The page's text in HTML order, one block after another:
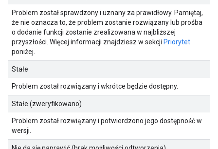
Problem został sprawdzony i uznany za prawidłowy. Pamiętaj,
że nie oznacza to, że problem zostanie rozwiązany lub prośba
o dodanie funkcji zostanie zrealizowana w najbliższej
przyszłości. Więcej informacji znajdziesz w sekcji Priorytet
poniżej.
Stałe
Problem został rozwiązany i wkrótce będzie dostępny.
Stałe (zweryfikowano)
Problem został rozwiązany i potwierdzono jego dostępność w
wersji.